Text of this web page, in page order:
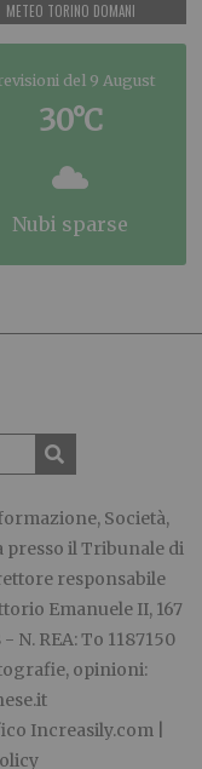
METEO TORINO DOMANI
del 9 August
30°C
nubi sparse
Società,
il Tribunale di
responsabile
Emanuele II, 167
N. REA: To 1187150
opinioni:
Increasily.com